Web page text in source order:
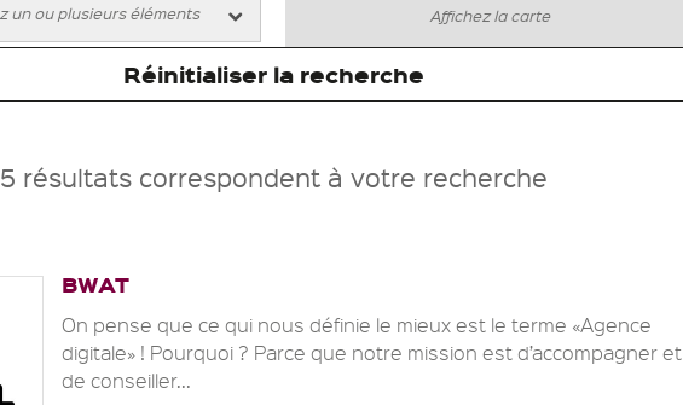
Affichez la carte
Réinitialiser la recherche
5 résultats correspondent à votre recherche
BWAT
On pense que ce qui nous définie le mieux est le terme «Agence
digitale» ! Pourquoi ? Parce que notre mission est d’accompagner et
de conseiller...